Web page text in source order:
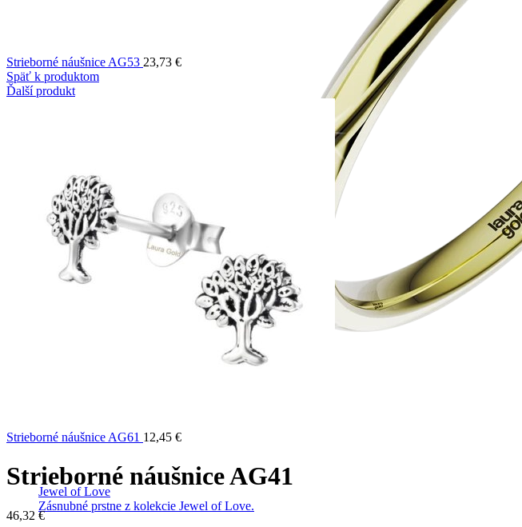
Jewel of Love
Zásnubné prstne z kolekcie Jewel of Love.
Strieborné náušnice AG53 23,73 €
Späť k produktom
Ďalší produkt
Strieborné náušnice AG61 12,45 €
Strieborné náušnice AG41
46,32 €